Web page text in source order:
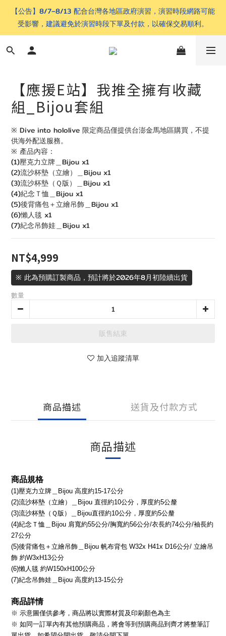
【公告】8/7–8/13 配合台灣各地區政府演習，演習時段網路可能
受影響，建議避免於演習時段下單及付款，以確保交易順利。
【應援E站】我推全擁有收藏
組_Bijou套組
※ Dive into hololive 限定商品僅提供台澎金馬地區購買，不提
供海外配送服務。
※ 產品內容：
(1)壓克力立牌＿Bijou x1
(2)流沙杯墊（立繪）＿Bijou x1
(3)流沙杯墊（Ｑ版）＿Bijou x1
(4)紀念Ｔ恤＿Bijou x1
(5)後背痛包＋立繪吊飾＿Bijou x1
(6)懶人毯 x1
(7)紀念吊飾娃＿Bijou x1
NT$4,999
※ 此為預購訂製商品，預計將於2026年8月初陸續出貨
數量
販售結束
加入追蹤清單
商品描述 送貨及付款方式
商品描述
商品規格
(1)壓克力立牌＿Bijou 高度約15-17公分
(2)流沙杯墊（立繪）＿Bijou 直徑約10公分，厚度約5公釐
(3)流沙杯墊（Ｑ版）＿Bijou直徑約10公分，厚度約5公釐
(4)紀念Ｔ恤＿Bijou 肩寬約55公分/胸寬約56公分/衣長約74公分/袖長約
27公分
(5)後背痛包＋立繪吊飾＿Bijou 帆布背包 W32x H41x D16公分/ 立繪吊
飾 約W3xH13公分
(6)懶人毯 約W150xH100公分
(7)紀念吊飾娃＿Bijou 高度約13-15公分
商品詳情
※ 示意圖僅供參考，商品將以實際材質及印刷顏色為主
※ 如同一訂單內有其他預購商品，將會等到預購商品到齊才將整筆訂